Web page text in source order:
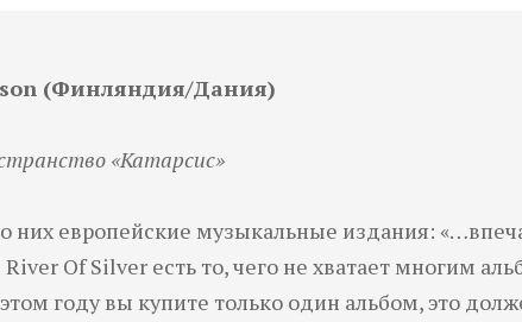
(Финляндия/Дания)
«Катарсис»
них европейские музыкальные издания:
Of Silver есть то, чего не хватает многим
году вы купите только один альбом, это